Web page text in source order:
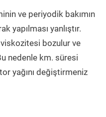
ve periyodik bakımın
yapılması yanlıştır.
viskozitesi bozulur ve
nedenle km. süresi
yağını değiştirmeniz